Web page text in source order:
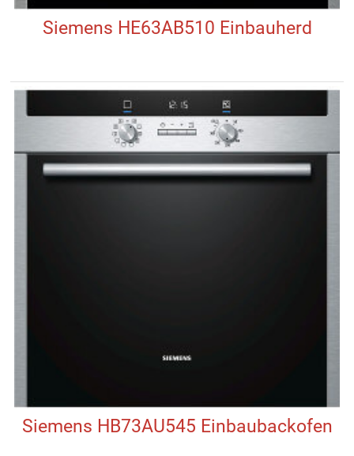
Siemens HE63AB510 Einbauherd
Siemens HB73AU545 Einbaubackofen